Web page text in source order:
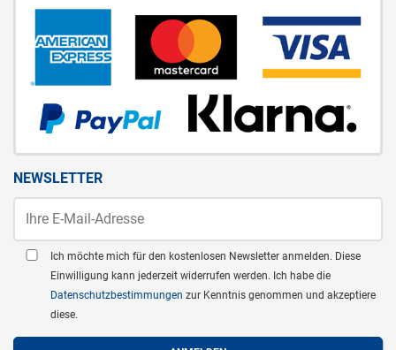
NEWSLETTER
Ich möchte mich für den kostenlosen Newsletter anmelden. Diese
Einwilligung kann jederzeit widerrufen werden. Ich habe die
Datenschutzbestimmungen zur Kenntnis genommen und akzeptiere
diese.